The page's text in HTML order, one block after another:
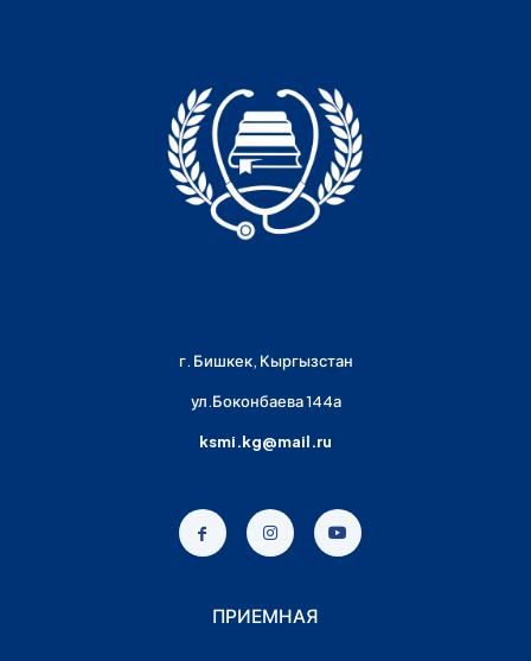
г. Бишкек, Кыргызстан
ул.Боконбаева 144а
ksmi.kg@mail.ru
ПРИЕМНАЯ